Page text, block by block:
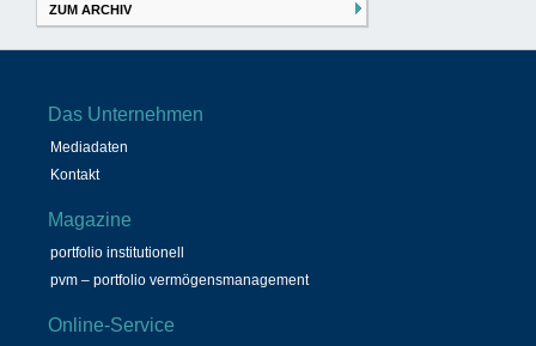
ZUM ARCHIV
Das Unternehmen
Mediadaten
Kontakt
Magazine
portfolio institutionell
pvm – portfolio vermögensmanagement
Online-Service